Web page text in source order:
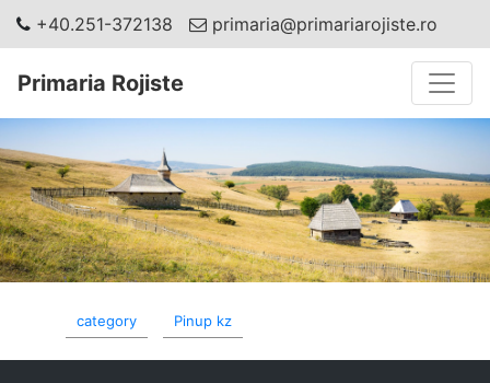
+40.251-372138 primaria@primariarojiste.ro
Primaria Rojiste
category Pinup kz